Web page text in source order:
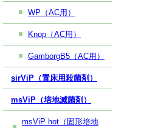
WP（AC用）
Knop（AC用）
GamborgB5（AC用）
sirViP（置床用殺菌剤）
msViP（培地滅菌剤）
msViP hot（固形培地